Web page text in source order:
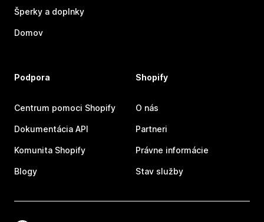
Šperky a doplnky
Domov
Podpora
Centrum pomoci Shopify
Dokumentácia API
Komunita Shopify
Blogy
Shopify
O nás
Partneri
Právne informácie
Stav služby